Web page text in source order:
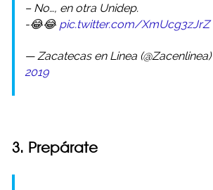
– No…, en otra Unidep.
-😂😂 pic.twitter.com/XmUcg3zJrZ
— Zacatecas en Linea (@Zacenlinea)
2019
3. Prepárate